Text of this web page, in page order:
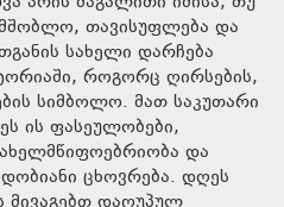
თავისუფლება და
სახელი დარჩება
როგორც ღირსების,
სიმბოლო. მათ საკუთარი
ის ფასეულობები,
და
ცხოვრება. დღეს